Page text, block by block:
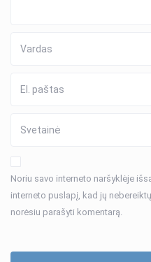
Noriu savo interneto naršyklėje
interneto puslapį, kad jų
norėsiu parašyti komentarą.